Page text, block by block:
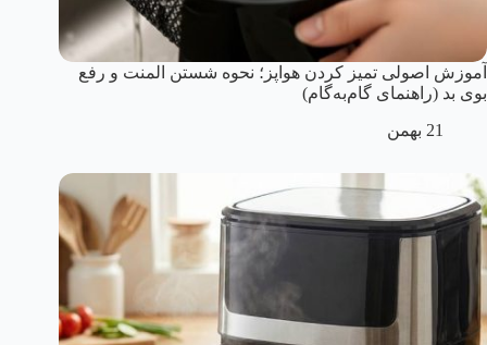
آموزش اصولی تمیز کردن هواپز؛ نحوه شستن المنت و رفع
بوی بد (راهنمای گام‌به‌گام)
21 بهمن